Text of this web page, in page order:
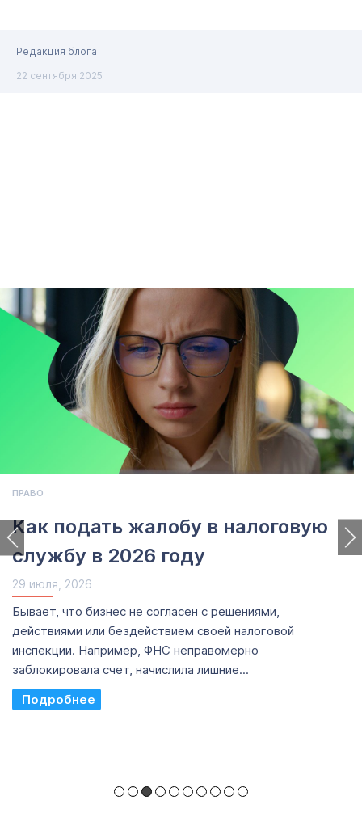
Редакция блога
22 сентября 2025
ПРАВО
Как подать жалобу в налоговую
службу в 2026 году
29 июля, 2026
Бывает, что бизнес не согласен с решениями,
действиями или бездействием своей налоговой
инспекции. Например, ФНС неправомерно
заблокировала счет, начислила лишние...
Read More